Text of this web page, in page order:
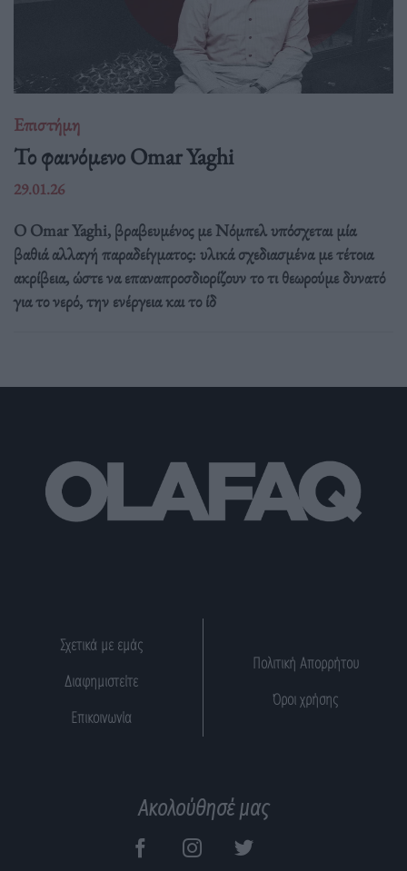
Επιστήμη
Το φαινόμενο Omar Yaghi
29.01.26
Ο Omar Yaghi, βραβευμένος με Νόμπελ υπόσχεται μία
βαθιά αλλαγή παραδείγματος: υλικά σχεδιασμένα με τέτοια
ακρίβεια, ώστε να επαναπροσδιορίζουν το τι θεωρούμε δυνατό
για το νερό, την ενέργεια και το ίδ
Σχετικά με εμάς
Διαφημιστείτε
Επικοινωνία
Πολιτική Απορρήτου
Όροι χρήσης
Ακολούθησέ μας